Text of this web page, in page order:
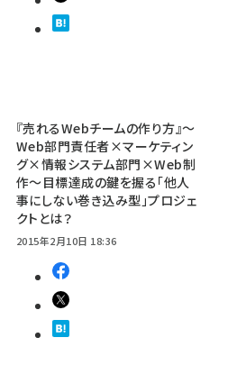
『売れるWebチームの作り方』〜
Web部門責任者×マーケティン
グ×情報システム部門×Web制
作〜目標達成の鍵を握る「他人
事にしない巻き込み型」プロジェ
クトとは？
2015年2月10日 18:36